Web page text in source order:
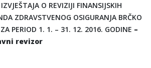
O REVIZIJI FINANSIJSKIH
ZDRAVSTVENOG OSIGURANJA BRČKO
PERIOD 1. 1. – 31. 12. 2016. GODINE –
revizor